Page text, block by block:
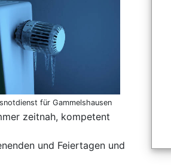
für Gammelshausen
zeitnah, kompetent
und Feiertagen und